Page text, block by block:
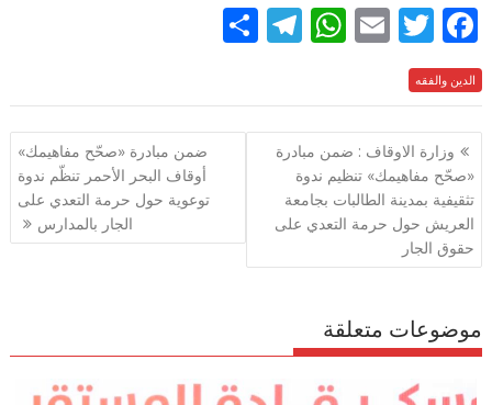
F
ac
e
b
o
o
k
T
itt
er
E
ai
l
W
at
s
A
p
p
T
e
gr
ar
e
الدين والفقه
تصفّح
المقالات
وزارة الاوقاف : ضمن مبادرة
«صحّح مفاهيمك» تنظيم ندوة
تثقيفية بمدينة الطالبات بجامعة
العريش حول حرمة التعدي على
حقوق الجار
ضمن مبادرة «صحّح مفاهيمك»
أوقاف البحر الأحمر تنظّم ندوة
توعوية حول حرمة التعدي على
الجار بالمدارس
موضوعات متعلقة